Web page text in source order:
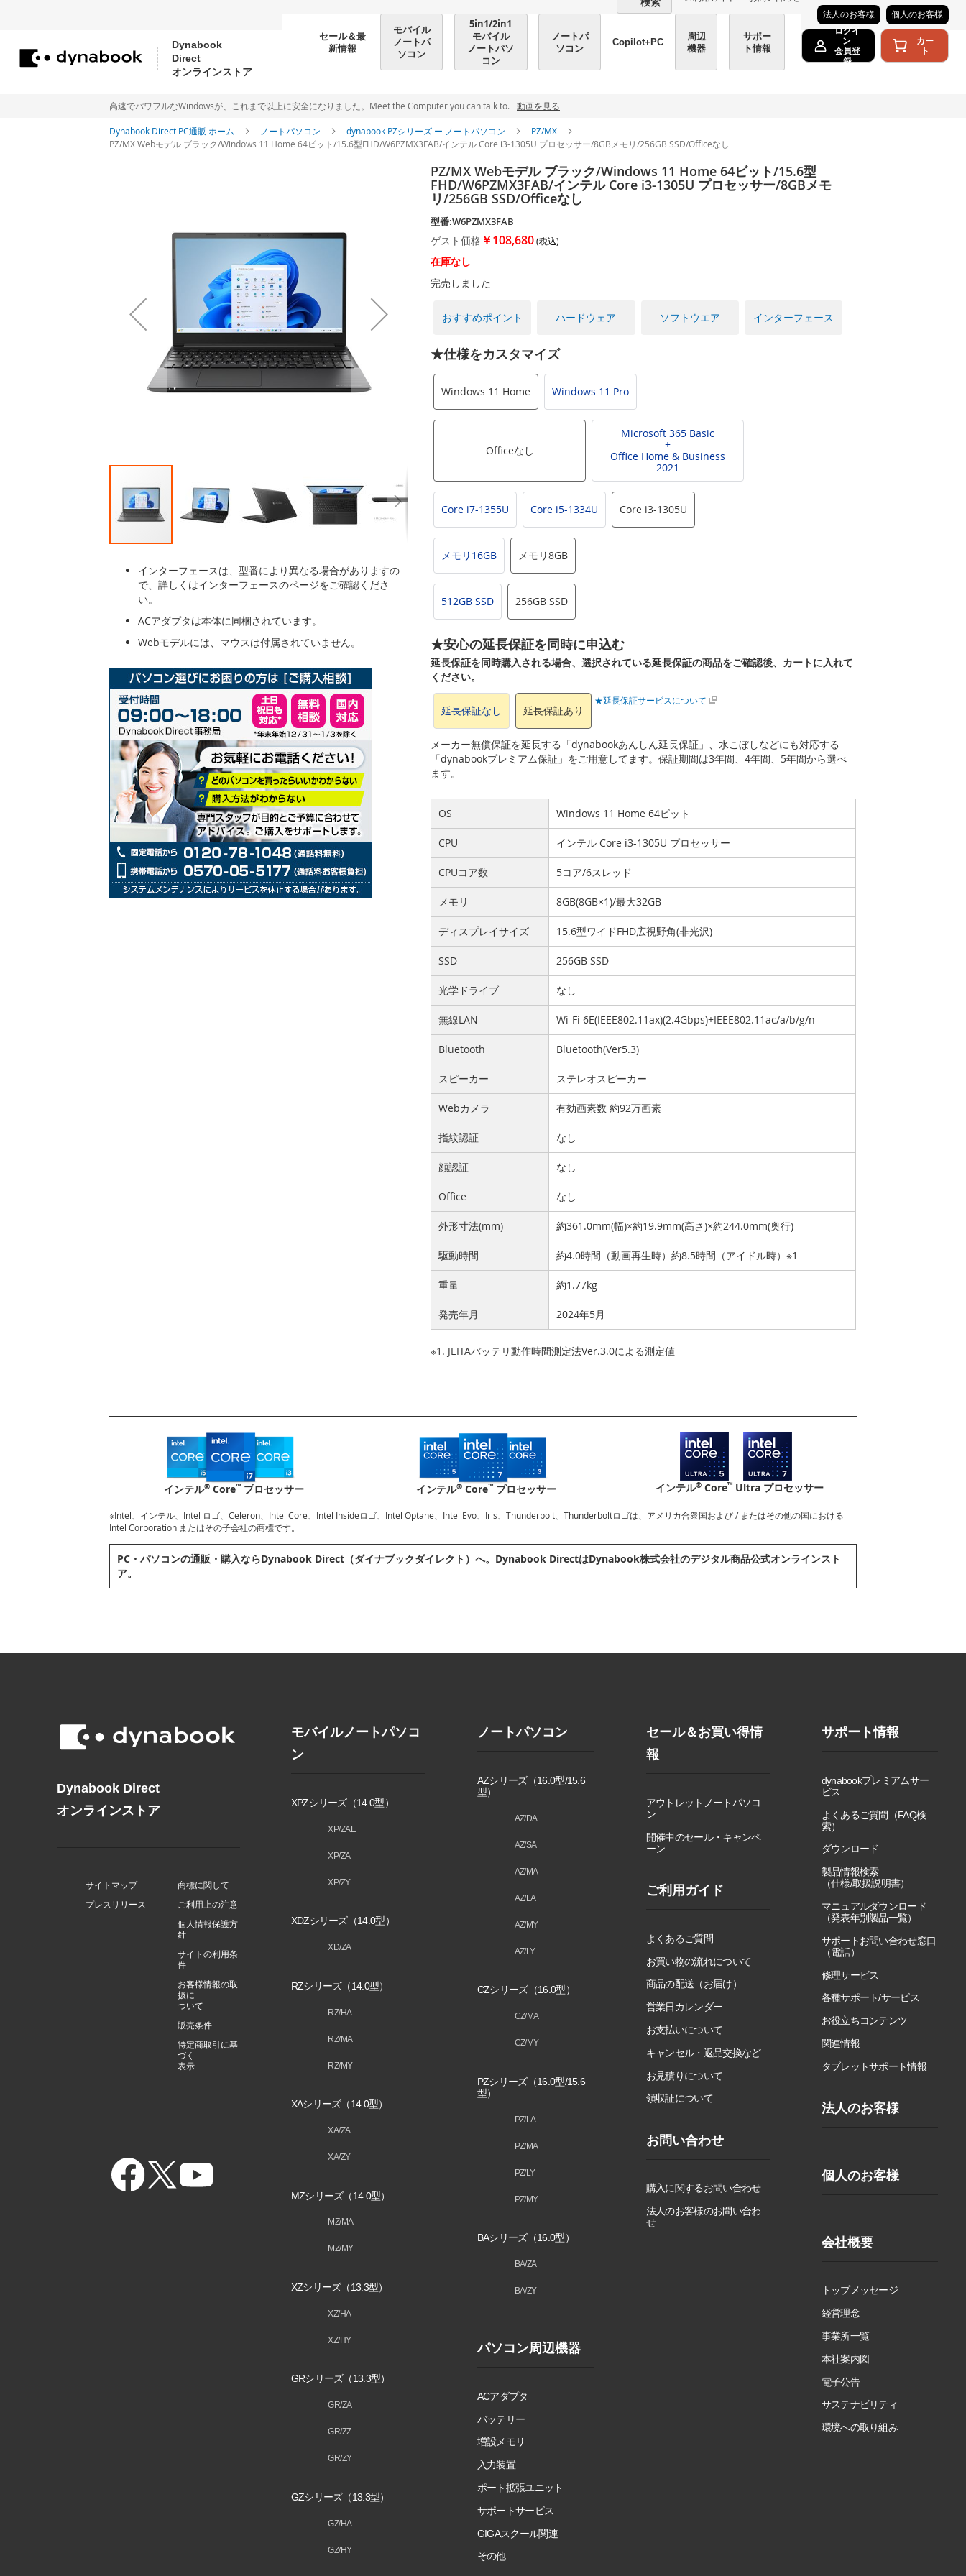
法人のお客様
個人のお客様
Dynabook
Direct
オンラインストア
コ
セール＆最
新情報
モバイル
ノートパ
ソコン
5in1/2in1
モバイル
ノートパソ
コン
ノートパ
ソコン
Copilot+PC
周辺
機器
サポー
ト情報
ログイ
ン
会員登
録
カー
ト
高速でパワフルなWindowsが、これまで以上に安全になりました。Meet the Computer you can talk to. 動画を見る
Dynabook Direct PC通販 ホーム ノートパソコン dynabook PZシリーズ ー ノートパソコン
PZ/MX
PZ/MX Webモデル ブラック/Windows 11 Home 64ビット/15.6型FHD/W6PZMX3FAB/インテル Core i3-1305U プロセッサー/8GBメモリ/256GB SSD/Officeなし
ー
初
に
移
動
PZ/MX Webモデル ブラック/Windows 11 Home 64ビット/15.6型
FHD/W6PZMX3FAB/インテル Core i3-1305U プロセッサー/8GBメモ
リ/256GB SSD/Officeなし
型番:W6PZMX3FAB
ゲスト価格 ￥108,680
在庫なし
完売しました
おすすめポイント ハードウェア ソフトウエア インターフェース
★仕様をカスタマイズ
Windows 11 Home Windows 11 Pro
Officeなし
Microsoft 365 Basic
+
Office Home & Business
2021
Core i7-1355U Core i5-1334U Core i3-1305U
メモリ16GB メモリ8GB
512GB SSD 256GB SSD
★安心の延長保証を同時に申込む
延長保証を同時購入される場合、選択されている延長保証の商品をご確認後、カートに入れて
ください。
延長保証なし 延長保証あり
★延長保証サービスについて
メーカー無償保証を延長する「dynabookあんしん延長保証」、水こぼしなどにも対応する
「dynabookプレミアム保証」をご用意してます。保証期間は3年間、4年間、5年間から選べ
ます。
OS Windows 11 Home 64ビット
CPU インテル Core i3-1305U プロセッサー
CPUコア数 5コア/6スレッド
メモリ 8GB(8GB×1)/最大32GB
ディスプレイサイズ 15.6型ワイドFHD広視野角(非光沢)
SSD 256GB SSD
光学ドライブ なし
無線LAN Wi-Fi 6E(IEEE802.11ax)(2.4Gbps)+IEEE802.11ac/a/b/g/n
Bluetooth Bluetooth(Ver5.3)
スピーカー ステレオスピーカー
Webカメラ 有効画素数 約92万画素
指紋認証 なし
顔認証 なし
Office なし
外形寸法(mm) 約361.0mm(幅)×約19.9mm(高さ)×約244.0mm(奥行)
駆動時間 約4.0時間（動画再生時）約8.5時間（アイドル時）※1
重量 約1.77kg
発売年月 2024年5月
※1. JEITAバッテリ動作時間測定法Ver.3.0による測定値
インターフェースは、型番により異なる場合がありますの
で、詳しくはインターフェースのページをご確認くださ
い。
ACアダプタは本体に同梱されています。
Webモデルには、マウスは付属されていません。
インテル®Core™プロセッサー インテル® Core™ プロセッサー インテル®Core™Ultra プロセッサー
※Intel、インテル、Intel ロゴ、Celeron、Intel Core、Intel Insideロゴ、Intel Optane、Intel Evo、Iris、Thunderbolt、Thunderboltロゴは、アメリカ合衆国および / またはその他の国における
Intel Corporation またはその子会社の商標です。
PC・パソコンの通販・購⼊ならDynabook Direct（ダイナブックダイレクト）へ。Dynabook DirectはDynabook株式会社のデジタル商品公式オンラインスト
ア。
Dynabook Direct
オンラインストア
サイトマップ
プレスリリース
商標に関して
ご利用上の注意
個人情報保護方
針
サイトの利用条
件
お客様情報の取
扱に
ついて
販売条件
特定商取引に基
づく
表示
モバイルノートパソコ
ン
XPZシリーズ（14.0型）
XP/ZAE
XP/ZA
XP/ZY
XDZシリーズ（14.0型）
XD/ZA
RZシリーズ（14.0型）
RZ/HA
RZ/MA
RZ/MY
XAシリーズ（14.0型）
XA/ZA
XA/ZY
MZシリーズ（14.0型）
MZ/MA
MZ/MY
XZシリーズ（13.3型）
XZ/HA
XZ/HY
GRシリーズ（13.3型）
GR/ZA
GR/ZZ
GR/ZY
GZシリーズ（13.3型）
GZ/HA
GZ/HY
ノートパソコン
AZシリーズ（16.0型/15.6
型）
AZ/DA
AZ/SA
AZ/MA
AZ/LA
AZ/MY
AZ/LY
CZシリーズ（16.0型）
CZ/MA
CZ/MY
PZシリーズ（16.0型/15.6
型）
PZ/LA
PZ/MA
PZ/LY
PZ/MY
BAシリーズ（16.0型）
BA/ZA
BA/ZY
パソコン周辺機器
ACアダプタ
バッテリー
増設メモリ
入力装置
ポート拡張ユニット
サポートサービス
GIGAスクール関連
その他
セール＆お買い得情
報
アウトレットノートパソコ
ン
開催中のセール・キャンペ
ーン
ご利用ガイド
よくあるご質問
お買い物の流れについて
商品の配送（お届け）
営業日カレンダー
お支払いについて
キャンセル・返品交換など
お見積りについて
領収証について
お問い合わせ
購入に関するお問い合わせ
法人のお客様のお問い合わ
せ
サポート情報
dynabookプレミアムサー
ビス
よくあるご質問（FAQ検
索）
ダウンロード
製品情報検索
（仕様/取扱説明書）
マニュアルダウンロード
（発表年別製品一覧）
サポートお問い合わせ窓口
（電話）
修理サービス
各種サポート/サービス
お役立ちコンテンツ
関連情報
タブレットサポート情報
法人のお客様
個人のお客様
会社概要
トップメッセージ
経営理念
事業所一覧
本社案内図
電子公告
サステナビリティ
環境への取り組み